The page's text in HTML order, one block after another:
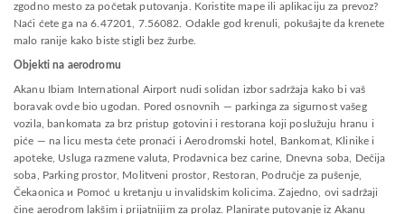
zgodno mesto za početak putovanja. Koristite mape ili aplikaciju za prevoz?
Naći ćete ga na 6.47201, 7.56082. Odakle god krenuli, pokušajte da krenete
malo ranije kako biste stigli bez žurbe.
Objekti na aerodromu
Akanu Ibiam International Airport nudi solidan izbor sadržaja kako bi vaš
boravak ovde bio ugodan. Pored osnovnih — parkinga za sigurnost vašeg
vozila, bankomata za brz pristup gotovini i restorana koji poslužuju hranu i
piće — na licu mesta ćete pronaći i Aerodromski hotel, Bankomat, Klinike i
apoteke, Usluga razmene valuta, Prodavnica bez carine, Dnevna soba, Dečija
soba, Parking prostor, Molitveni prostor, Restoran, Područje za pušenje,
Čekaonica и Pomoć u kretanju u invalidskim kolicima. Zajedno, ovi sadržaji
čine aerodrom lakšim i prijatnijim za prolaz. Planirate putovanje iz Akanu